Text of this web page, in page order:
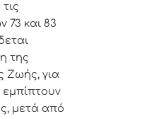
73 και 83
της
Ζωής, για
μετά από